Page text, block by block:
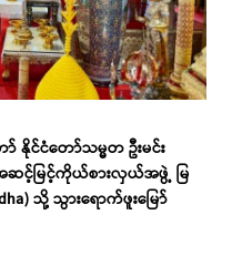
နိုင်ငံတော်သမ္မတ ဦးမင်း
ဆင့်မြင့်ကိုယ်စားလှယ်အဖွဲ့ မြ
သို့ သွားရောက်ဖူးမြော်